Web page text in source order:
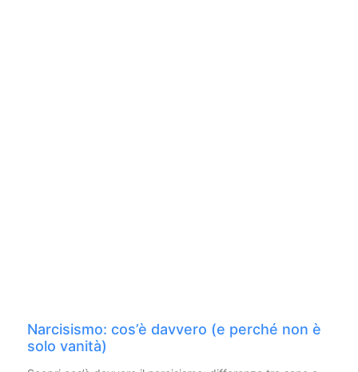
Narcisismo: cos’è davvero (e perché non è
solo vanità)